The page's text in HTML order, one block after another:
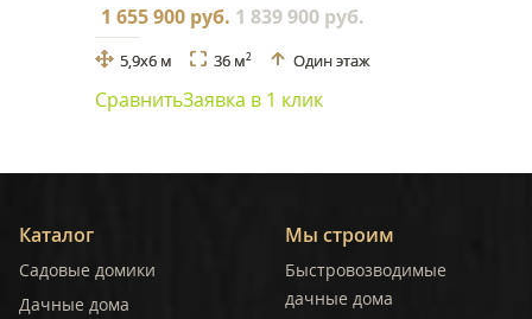
1 655 900 руб. 1 839 900 руб.
5,9x6 м 36 м2 Один этаж
СравнитьЗаявка в 1 клик
Каталог
Садовые домики
Дачные дома
Мы строим
Быстровозводимые
дачные дома